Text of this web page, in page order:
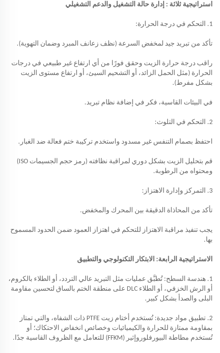
استراتيجية ثلاثة : إدارة حالة التشغيل والدعم التشغيلي
1. التحكم في درجة الحرارة:
تأكد من تبريد جيد لمخفض السرعة (نظف زعانف المبرد وضمان التهوية).
راقب درجة حرارة الزيت وحقق فورًا من أي ارتفاع غير طبيعي في درجات
الحرارة (مثل الحمل الزائد، أو التشحيم السيئ، أو ارتفاع مستوى الزيت
بشكل مفرط).
في البيئات القاسية، فكر في إضافة نظام تبريد.
2. التحكم في التلوث:
احتفظ بصمام التنفس غير مسدود واستخدم تركيبة ختم فعالة ضد الغبار.
قم بتحليل الزيت بشكل دوري لمراقبة نظافته (رمز حجم الجسيمات ISO)
ومحتواه من الرطوبة.
3. التمركز وإدارة الاهتزاز:
تأكد من المحاذاة الدقيقة بين المحرك والمخفض.
يجب تنفيذ مراقبة الاهتزاز للتحكم في اهتزاز العمود ضمن الحدود المسموح
بها.
الاستراتيجية الرابعة: الابتكار التكنولوجي والتطبيق
1. هندسة السطح: تُطبَّق عمليات مثل التبريد عالي التردد، أو الطلاء بالكروم،
أو الرش الخزفي، أو الطلاء DLC على منطقة الختم بالساق لتحسين مقاومة
البلى والصدأ بشكل كبير.
2. تطبيق مواد جديدة: تُستخدم أختام زيت PTFE ذات الشفاه، والتي تمتاز
بمقاومة ممتازة للحرارة والكيميائيات وخصائص انخفاض الاحتكاك؛ أو
تُستخدم مطاطة البيورفلوروإثير (FFKM) للتعامل مع الظروف القاسية جدًا.